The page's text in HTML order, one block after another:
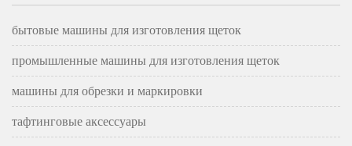
бытовые машины для изготовления щеток
промышленные машины для изготовления щеток
машины для обрезки и маркировки
тафтинговые аксессуары